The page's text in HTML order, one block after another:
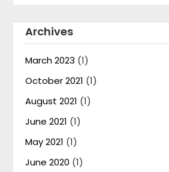
Archives
March 2023 (1)
October 2021 (1)
August 2021 (1)
June 2021 (1)
May 2021 (1)
June 2020 (1)